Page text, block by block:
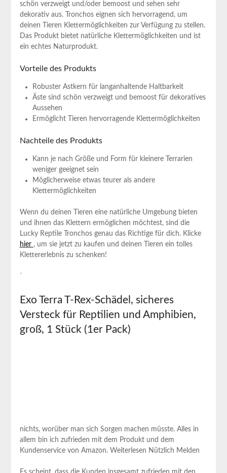
schön verzweigt und/oder ‌bemoost und sehen sehr
⁢dekorativ aus. Tronchos eignen sich hervorragend, um
deinen‌ Tieren Klettermöglichkeiten zur Verfügung zu⁢ stellen.
Das ⁤Produkt⁤ bietet natürliche ‍Klettermöglichkeiten und ist
ein echtes Naturprodukt.
Vorteile des Produkts
Robuster Astkern ⁤für ​langanhaltende Haltbarkeit
Äste⁣ sind⁤ schön⁤ verzweigt ⁣und bemoost für dekoratives
Aussehen
Ermöglicht Tieren hervorragende Klettermöglichkeiten
Nachteile des Produkts
Kann je ​nach Größe und Form für kleinere Terrarien
weniger geeignet sein
Möglicherweise etwas teurer als andere
Klettermöglichkeiten
Wenn du deinen Tieren eine⁤ natürliche​ Umgebung bieten
und ihnen das Klettern ermöglichen möchtest, sind die
Lucky Reptile Tronchos genau das ‌Richtige ​für dich. Klicke⁢
hier , um sie jetzt zu kaufen und ‍deinen Tieren⁢ ein tolles
Klettererlebnis ​zu schenken!
Exo Terra T-Rex-Schädel, sicheres
Versteck für Reptilien und Amphibien,
groß, 1 Stück (1er Pack)
nichts, worüber man ⁤sich ⁣Sorgen machen ⁤müsste. Alles in
allem bin ich zufrieden mit dem Produkt und ⁣dem
Kundenservice von Amazon. Weiterlesen Nützlich Melden